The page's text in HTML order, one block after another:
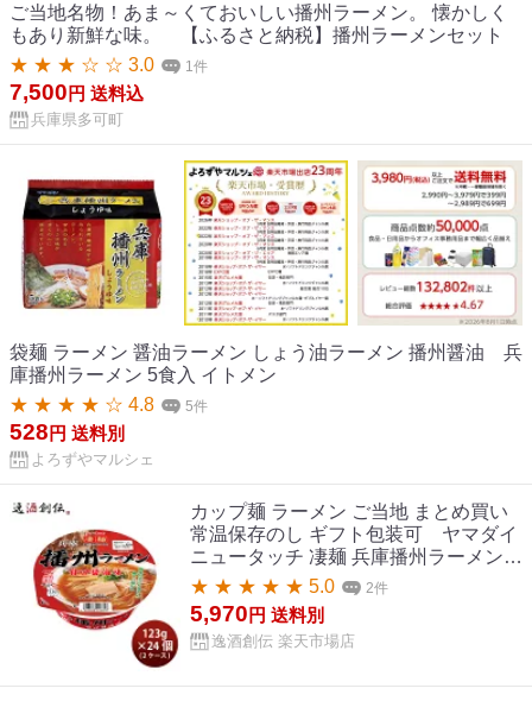
ご当地名物！あま～くておいしい播州ラーメン。 懐かしく
もあり新鮮な味。 【ふるさと納税】播州ラーメンセット
★ ★ ★ ☆ ☆ 3.0
1件
7,500 円 送料込
兵庫県多可町
袋麺 ラーメン 醤油ラーメン しょう油ラーメン 播州醤油 兵
庫播州ラーメン 5食入 イトメン
★ ★ ★ ★ ☆ 4.8
5件
528 円 送料別
よろずやマルシェ
カップ麺 ラーメン ご当地 まとめ買い
常温保存のし ギフト包装可 ヤマダイ
ニュータッチ 凄麺 兵庫播州ラーメン 2
ケース(24個) 父の日 お中元 夏ギフト
暑中見舞い
★ ★ ★ ★ ★ 5.0 2件
5,970 円 送料別
逸酒創伝 楽天市場店